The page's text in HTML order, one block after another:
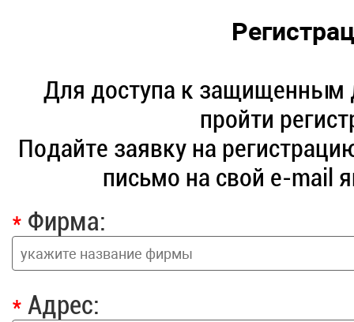
Для доступа к защищенным
пройти
Подайте заявку на
письмо на свой e-mail
* Фирма:
* Адрес: